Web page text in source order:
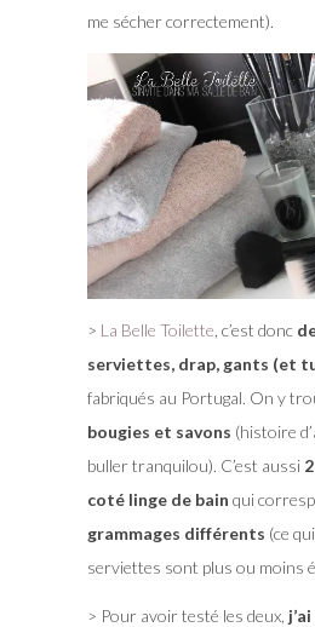
me sécher correctement).
> La Belle Toilette , c’est donc
serviettes, drap, gants (et
fabriqués au Portugal. On y
bougies et savons (histoire
buller tranquilou). C’est aussi
coté linge de bain qui
grammages différents (ce
serviettes sont plus ou moins
> Pour avoir testé les deux,